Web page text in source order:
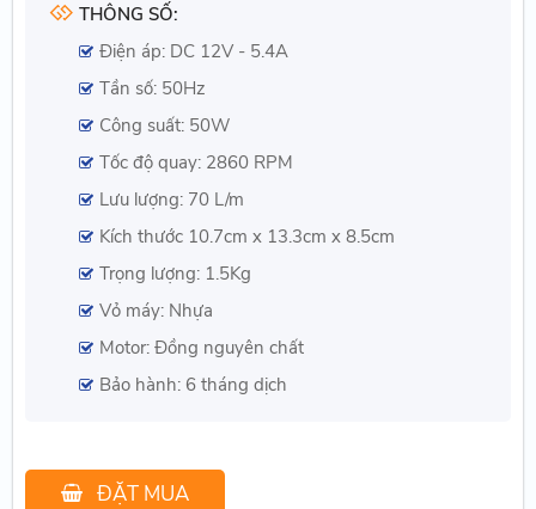
THÔNG SỐ:
Điện áp: DC 12V - 5.4A
Tần số: 50Hz
Công suất: 50W
Tốc độ quay: 2860 RPM
Lưu lượng: 70 L/m
Kích thước 10.7cm x 13.3cm x 8.5cm
Trọng lượng: 1.5Kg
Vỏ máy: Nhựa
Motor: Đồng nguyên chất
Bảo hành: 6 tháng dịch
ĐẶT MUA